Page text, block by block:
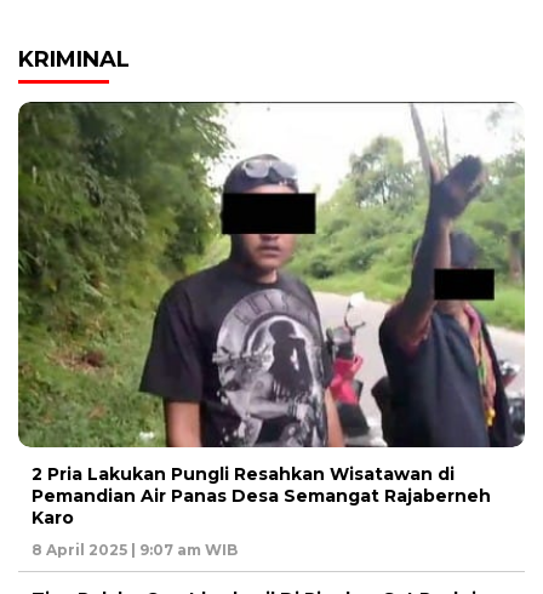
KRIMINAL
2 Pria Lakukan Pungli Resahkan Wisatawan di
Pemandian Air Panas Desa Semangat Rajaberneh
Karo
8 April 2025 | 9:07 am WIB